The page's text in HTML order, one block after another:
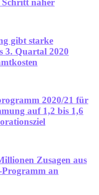
näher
gibt starke
3. Quartal 2020
2020/21 für
auf 1,2 bis 1,6
Zusagen aus
Programm an